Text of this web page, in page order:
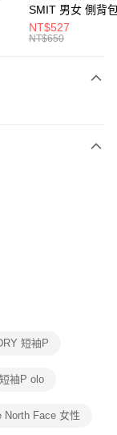
「AFTEE先享後付」
，可透過四大超商／
成。
示為準，若有關於
「AFTEE先享後付
home
後付」服務完成之交
SMIT 男女 側背
BA5871010
NT$527
NT$650
短袖P
短袖P olo
North Face 女性